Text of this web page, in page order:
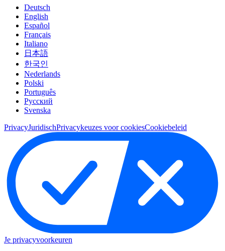
Deutsch
English
Español
Français
Italiano
日本語
한국인
Nederlands
Polski
Português
Pусский
Svenska
PrivacyJuridischPrivacykeuzes voor cookiesCookiebeleid
Je privacyvoorkeuren